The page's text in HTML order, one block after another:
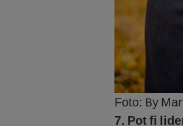
Foto: By
7. Pot fi